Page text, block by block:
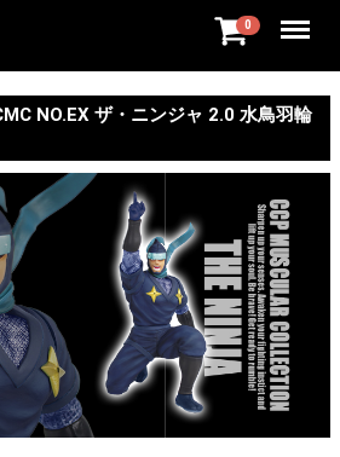
0 Menu
NO.EX ザ・ニンジャ 2.0 水鳥羽輪